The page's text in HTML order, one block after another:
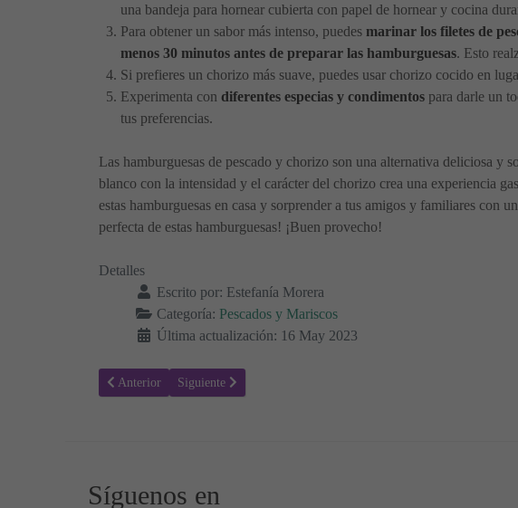
una bandeja para hornear cubierta con papel de hornear y cocina
Para obtener un sabor más intenso, puedes marinar los filetes de
menos 30 minutos antes de preparar las hamburguesas. Esto
Si prefieres un chorizo más suave, puedes usar chorizo ​​cocido en
Experimenta con diferentes especias y condimentos para darle un
tus preferencias.
Las hamburguesas de pescado y chorizo son una alternativa deliciosa y
blanco con la intensidad y el carácter del chorizo crea una experiencia
estas hamburguesas en casa y sorprender a tus amigos y familiares con
perfecta de estas hamburguesas! ¡Buen provecho!
Detalles
Escrito por: Estefanía Morera
Categoría: Pescados y Mariscos
Última actualización: 16 May 2023
Artículo anterior: Almejas con Gambas: Una Exquisita Fusión de Sabores
Anterior Artículo siguiente: Receta de almejas con setas: Un plato elegante
Siguiente
Síguenos en